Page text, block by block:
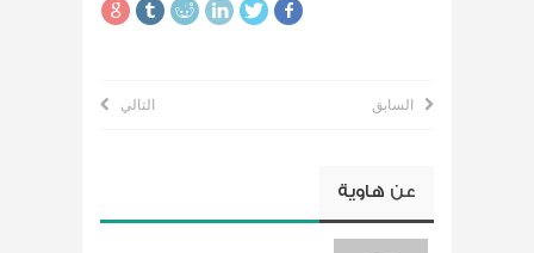
السابق التالي
عن هاوية